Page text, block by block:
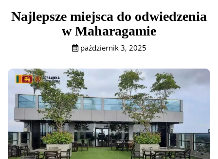
Najlepsze miejsca do odwiedzenia
w Maharagamie
październik 3, 2025